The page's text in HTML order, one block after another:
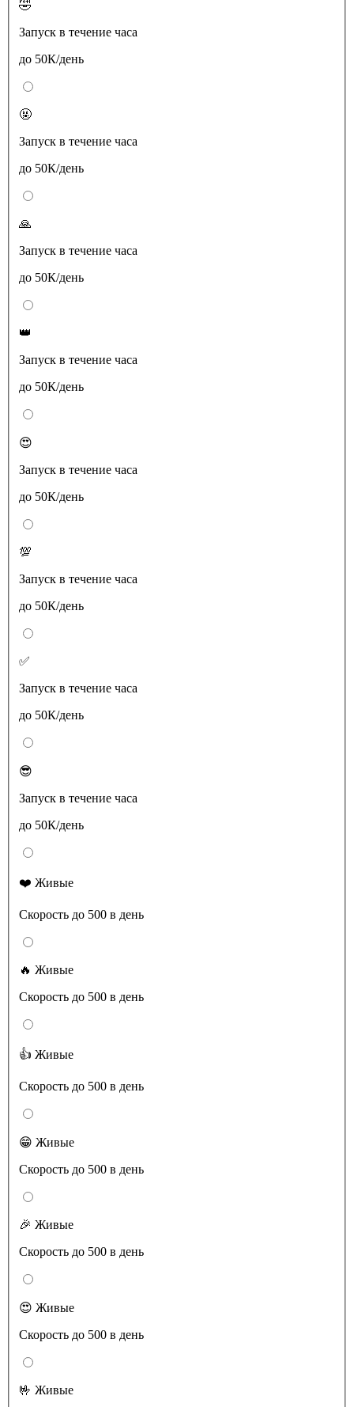
🤣
Запуск в течение часа
до 50К/день
🤬
Запуск в течение часа
до 50К/день
🙏
Запуск в течение часа
до 50К/день
👑
Запуск в течение часа
до 50К/день
😍
Запуск в течение часа
до 50К/день
💯
Запуск в течение часа
до 50К/день
✅
Запуск в течение часа
до 50К/день
😎
Запуск в течение часа
до 50К/день
❤️ Живые
Скорость до 500 в день
🔥 Живые
Скорость до 500 в день
👍 Живые
Скорость до 500 в день
😁 Живые
Скорость до 500 в день
🎉 Живые
Скорость до 500 в день
😍 Живые
Скорость до 500 в день
🤟 Живые